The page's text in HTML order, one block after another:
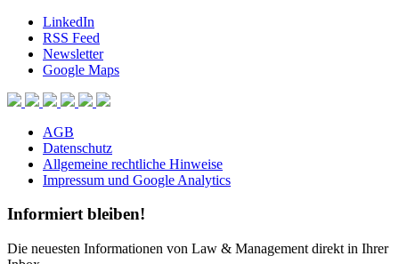
LinkedIn
RSS Feed
Newsletter
Google Maps
AGB
Datenschutz
Allgemeine rechtliche Hinweise
Impressum und Google Analytics
Informiert bleiben!
Die neuesten Informationen von Law & Management direkt in Ihrer